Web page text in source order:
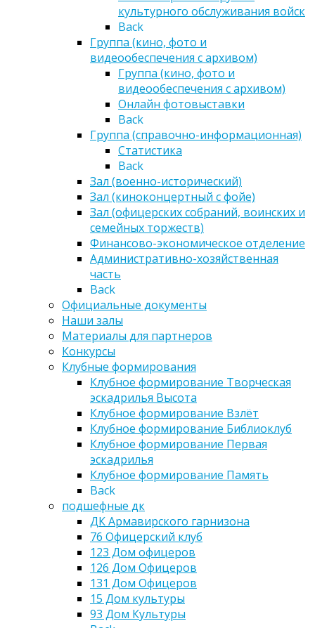
культурного обслуживания войск
Back
Группа (кино, фото и
видеообеспечения с архивом)
Группа (кино, фото и
видеообеспечения с архивом)
Онлайн фотовыставки
Back
Группа (справочно-информационная)
Статистика
Back
Зал (военно-исторический)
Зал (киноконцертный с фойе)
Зал (офицерских собраний, воинских и
семейных торжеств)
Финансово-экономическое отделение
Административно-хозяйственная
часть
Back
Официальные документы
Наши залы
Материалы для партнеров
Конкурсы
Клубные формирования
Клубное формирование Творческая
эскадрилья Высота
Клубное формирование Взлёт
Клубное формирование Библиоклуб
Клубное формирование Первая
эскадрилья
Клубное формирование Память
Back
подшефные дк
ДК Армавирского гарнизона
76 Офицерский клуб
123 Дом офицеров
126 Дом Офицеров
131 Дом Офицеров
15 Дом культуры
93 Дом Культуры